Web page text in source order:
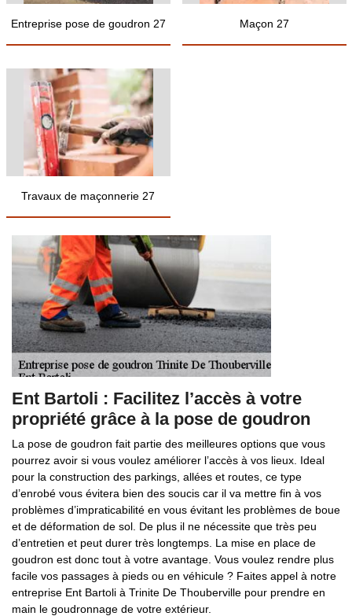
Entreprise pose de goudron 27 Maçon 27
Travaux de maçonnerie 27
Ent Bartoli : Facilitez l’accès à votre
propriété grâce à la pose de goudron
La pose de goudron fait partie des meilleures options que vous
pourrez avoir si vous voulez améliorer l’accès à vos lieux. Ideal
pour la construction des parkings, allées et routes, ce type
d’enrobé vous évitera bien des soucis car il va mettre fin à vos
problèmes d’impraticabilité en vous évitant les problèmes de boue
et de déformation de sol. De plus il ne nécessite que très peu
d’entretien et peut durer très longtemps. La mise en place de
goudron est donc tout à votre avantage. Vous voulez rendre plus
facile vos passages à pieds ou en véhicule ? Faites appel à notre
entreprise Ent Bartoli à Trinite De Thouberville pour prendre en
main le goudronnage de votre extérieur.